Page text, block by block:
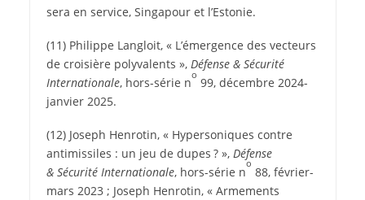
sera en service, Singapour et l’Estonie.
(11) Philippe Langloit, « L’émergence des vecteurs
de croisière polyvalents », Défense & Sécurité
Internationale, hors-série n
o
99, décembre 2024-
janvier 2025.
(12) Joseph Henrotin, « Hypersoniques contre
antimissiles : un jeu de dupes ? », Défense
& Sécurité Internationale, hors-série n
o
88, février-
mars 2023 ; Joseph Henrotin, « Armements